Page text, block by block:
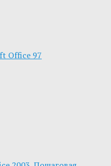
Office 97